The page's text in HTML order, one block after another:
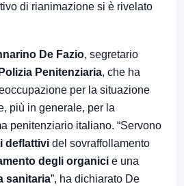
di rianimazione si è rivelato
De Fazio, segretario
Penitenziaria, che ha
per la situazione
più in generale, per la
penitenziario italiano. “Servono
deflattivi del sovraffollamento
degli organici e una
sanitaria”, ha dichiarato De